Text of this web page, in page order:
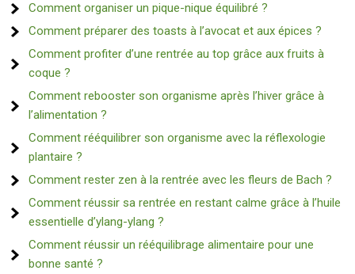
Comment organiser un pique-nique équilibré ?
Comment préparer des toasts à l’avocat et aux épices ?
Comment profiter d’une rentrée au top grâce aux fruits à
coque ?
Comment rebooster son organisme après l’hiver grâce à
l’alimentation ?
Comment rééquilibrer son organisme avec la réflexologie
plantaire ?
Comment rester zen à la rentrée avec les fleurs de Bach ?
Comment réussir sa rentrée en restant calme grâce à l’huile
essentielle d’ylang-ylang ?
Comment réussir un rééquilibrage alimentaire pour une
bonne santé ?